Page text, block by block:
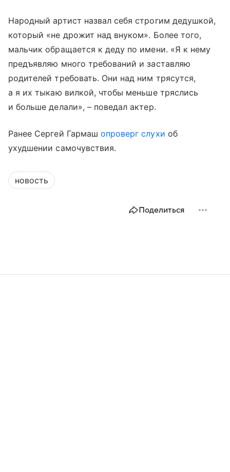
Народный артист назвал себя строгим дедушкой,
который «не дрожит над внуком». Более того,
мальчик обращается к деду по имени. «Я к нему
предъявляю много требований и заставляю
родителей требовать. Они над ним трясутся,
а я их тыкаю вилкой, чтобы меньше тряслись
и больше делали», – поведал актер.
Ранее Сергей Гармаш опроверг слухи об
ухудшении самочувствия.
новость
Поделиться